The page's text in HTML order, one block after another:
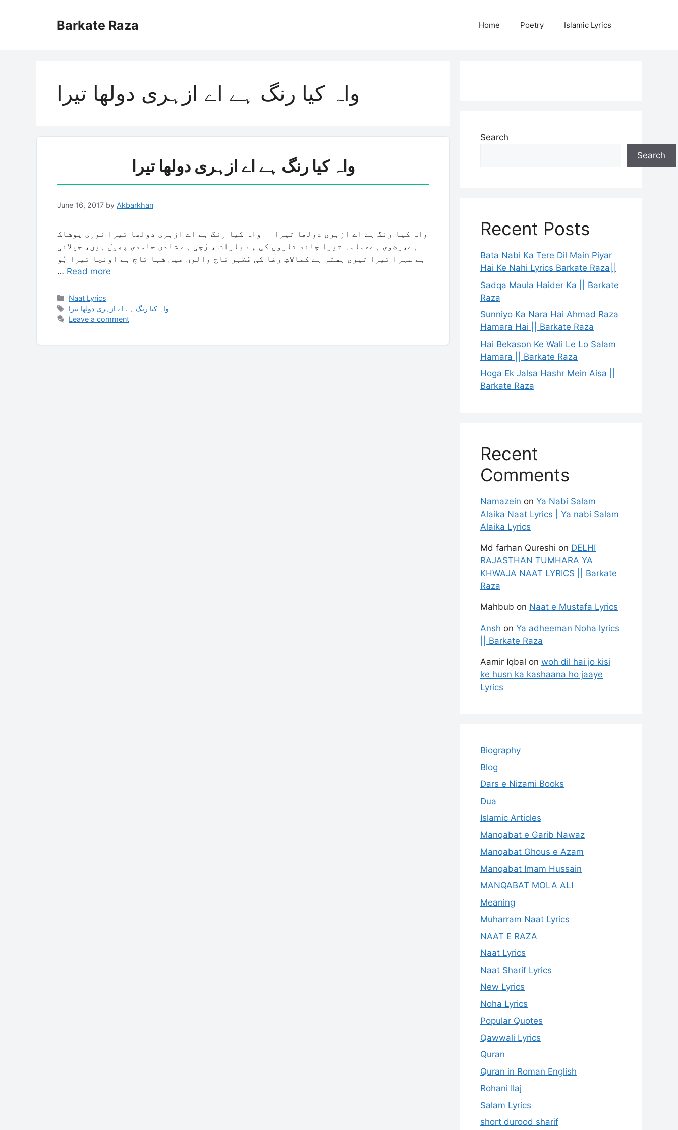
Barkate Raza Home Poetry Islamic Lyrics
واہ کیا رنگ ہے اے ازہری دولھا تیرا
واہ کیا رنگ ہے اے ازہری دولھا تیرا
June 16, 2017 by Akbarkhan
واہ کیا رنگ ہے اے ازہری دولھا تیرا واہ کیا رنگ ہے اے ازہری دولھا تیرا نوری پوشاک
ہے،رضوی ہےعمامہ تیرا چاند تاروں کی ہے بارات ، رَچی ہے شادی حامدی پھول ہیں، جیلانی
ہے سہرا تیرا تیری ہستی ہے کمالاتِ رضا کی مَظہر تاج والوں میں شہا تاج ہے اونچا تیرا ہٗو
… Read more
Categories
Naat Lyrics
Tags
واہ کیا رنگ ہے اے ازہری دولھا تیرا
Leave a comment
Search
Search
Recent Posts
Bata Nabi Ka Tere Dil Main Piyar
Hai Ke Nahi Lyrics Barkate Raza||
Sadqa Maula Haider Ka || Barkate
Raza
Sunniyo Ka Nara Hai Ahmad Raza
Hamara Hai || Barkate Raza
Hai Bekason Ke Wali Le Lo Salam
Hamara || Barkate Raza
Hoga Ek Jalsa Hashr Mein Aisa ||
Barkate Raza
Recent
Comments
Namazein on Ya Nabi Salam
Alaika Naat Lyrics | Ya nabi Salam
Alaika Lyrics
Md farhan Qureshi on DELHI
RAJASTHAN TUMHARA YA
KHWAJA NAAT LYRICS || Barkate
Raza
Mahbub on Naat e Mustafa Lyrics
Ansh on Ya adheeman Noha lyrics
|| Barkate Raza
Aamir Iqbal on woh dil hai jo kisi
ke husn ka kashaana ho jaaye
Lyrics
Biography
Blog
Dars e Nizami Books
Dua
Islamic Articles
Manqabat e Garib Nawaz
Manqabat Ghous e Azam
Manqabat Imam Hussain
MANQABAT MOLA ALI
Meaning
Muharram Naat Lyrics
NAAT E RAZA
Naat Lyrics
Naat Sharif Lyrics
New Lyrics
Noha Lyrics
Popular Quotes
Qawwali Lyrics
Quran
Quran in Roman English
Rohani Ilaj
Salam Lyrics
short durood sharif